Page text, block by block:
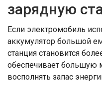
зарядную
Если электромобиль
аккумулятор большой
станция становится
обеспечивает большую
восполнять запас